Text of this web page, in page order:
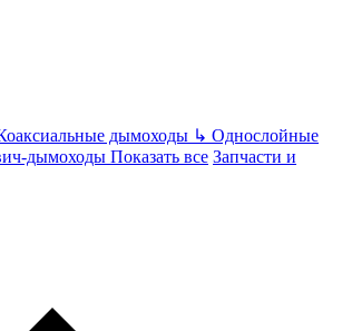
дымоходы ↳ Однослойные
дымоходы Показать все Запчасти и